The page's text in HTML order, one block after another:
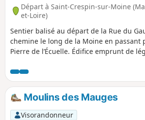
Départ à Saint-Crespin-sur-Moine
et-Loire)
Sentier balisé au départ de la Rue du
chemine le long de la Moine en passant
Pierre de l’Écuelle. Édifice emprunt de
seraient gravés...
Moulins des Mauges
Visorandonneur